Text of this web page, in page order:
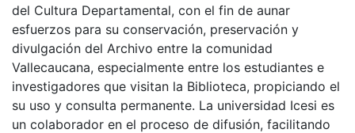
del Cultura Departamental, con el fin de aunar
esfuerzos para su conservación, preservación y
divulgación del Archivo entre la comunidad
Vallecaucana, especialmente entre los estudiantes e
investigadores que visitan la Biblioteca, propiciando el
su uso y consulta permanente. La universidad Icesi es
un colaborador en el proceso de difusión, facilitando